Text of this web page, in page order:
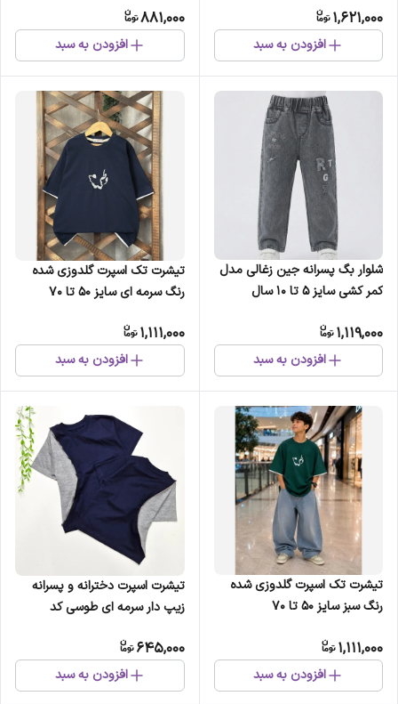
1,621,000
افزودن به سبد
881,000
افزودن به سبد
شلوار بگ پسرانه جین زغالی مدل
کمر کشی سایز 5 تا 10 سال
1,119,000
افزودن به سبد
تیشرت تک اسپرت گلدوزی شده
رنگ سرمه ای سایز 50 تا 70
1,111,000
افزودن به سبد
تیشرت تک اسپرت گلدوزی شده
رنگ سبز سایز 50 تا 70
1,111,000
افزودن به سبد
تیشرت اسپرت دخترانه و پسرانه
زیپ دار سرمه ای طوسی کد
645,000
افزودن به سبد